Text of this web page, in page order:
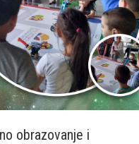
obrazovanje i